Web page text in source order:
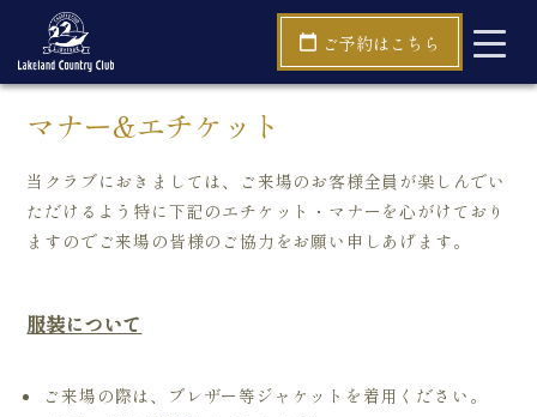
ご予約はこちら
TOP マナー&エチケット
マナー&エチケット
当クラブにおきましては、ご来場のお客様全員が楽しんでい
ただけるよう特に下記のエチケット・マナーを心がけており
ますのでご来場の皆様のご協力をお願い申しあげます。
服装について
ご来場の際は、ブレザー等ジャケットを着用ください。